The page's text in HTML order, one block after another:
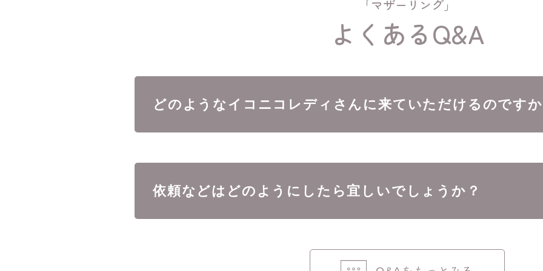
「マザーリング」
よくあるQ&A
どのようなイコニコレディさんに来ていただけるのです
依頼などはどのようにしたら宜しいでしょうか？